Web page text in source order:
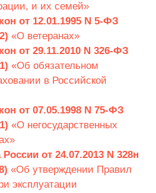
и их семей»
от 12.01.1995 N 5-ФЗ
«О ветеранах»
от 29.11.2010 N 326-ФЗ
«Об обязательном
в Российской
от 07.05.1998 N 75-ФЗ
«О негосударственных
от 24.07.2013 N 328н
«Об утверждении Правил
эксплуатации